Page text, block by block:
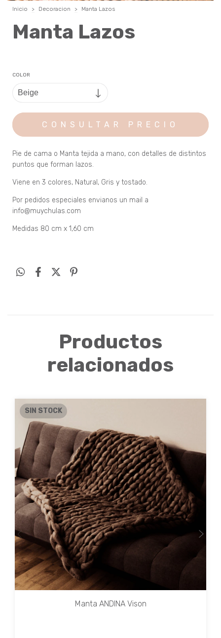
Inicio > Decoracion > Manta Lazos
Manta Lazos
COLOR
Pie de cama o Manta tejida a mano, con detalles de distintos
puntos que forman lazos.
Viene en 3 colores, Natural, Gris y tostado.
Por pedidos especiales envianos un mail a
info@muychulas.com
Medidas 80 cm x 1,60 cm
Productos
relacionados
SIN STOCK
Manta ANDINA Vison